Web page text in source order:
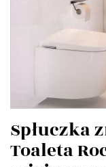
Spłuczka
Toaleta